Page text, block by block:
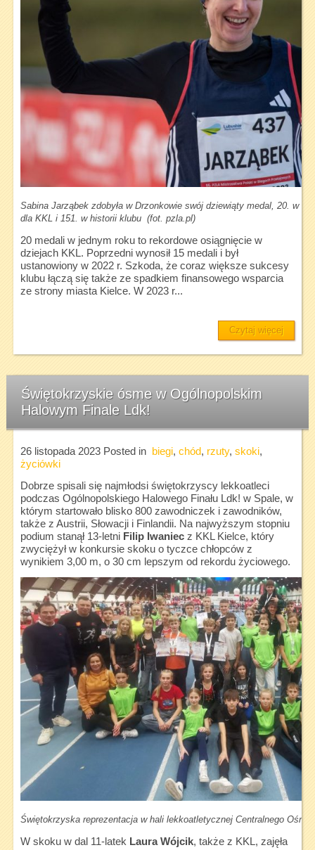
Sabina Jarząbek zdobyła w Drzonkowie swój dziewiąty medal, 20. w
dla KKL i 151. w historii klubu (fot. pzla.pl)
20 medali w jednym roku to rekordowe osiągnięcie w
dziejach KKL. Poprzedni wynosił 15 medali i był
ustanowiony w 2022 r. Szkoda, że coraz większe sukcesy
klubu łączą się także ze spadkiem finansowego wsparcia
ze strony miasta Kielce. W 2023 r...
Czytaj więcej
Świętokrzyskie ósme w Ogólnopolskim
Halowym Finale Ldk!
26 listopada 2023Posted in biegi, chód, rzuty, skoki,
życiówki
Dobrze spisali się najmłodsi świętokrzyscy lekkoatleci
podczas Ogólnopolskiego Halowego Finału Ldk! w Spale, w
którym startowało blisko 800 zawodniczek i zawodników,
także z Austrii, Słowacji i Finlandii. Na najwyższym stopniu
podium stanął 13-letni Filip Iwaniecz KKL Kielce, który
zwyciężył w konkursie skoku o tyczce chłopców z
wynikiem 3,00 m, o 30 cm lepszym od rekordu życiowego.
Świętokrzyska reprezentacja w hali lekkoatletycznej Centralnego
W skoku w dal 11-latek Laura Wójcik, także z KKL, zajęła